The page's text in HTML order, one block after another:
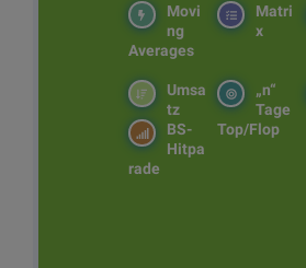
Matri
x
Movi
ng
Averages
„n“
Tage
Top/Flop
Umsa
tz
BS-
Hitpa
rade